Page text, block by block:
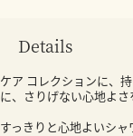
Details
ケア コレクションに、
に、さりげない心地よさ
すっきりと心地よいシ